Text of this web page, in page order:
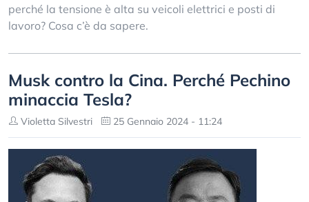
perché la tensione è alta su veicoli elettrici e posti di
lavoro? Cosa c’è da sapere.
Musk contro la Cina. Perché Pechino
minaccia Tesla?
Violetta Silvestri 25 Gennaio 2024 - 11:24